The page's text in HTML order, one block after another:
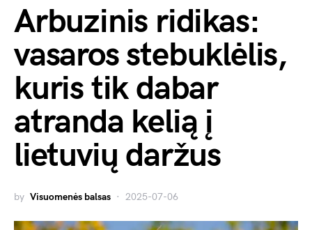
Arbuzinis ridikas:
vasaros stebuklėlis,
kuris tik dabar
atranda kelią į
lietuvių daržus
by Visuomenės balsas 2025-07-06